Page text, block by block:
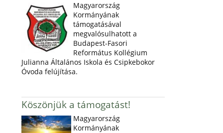
Magyarország
Kormányának
támogatásával
megvalósulhatott a
Budapest-Fasori
Református Kollégium
Julianna Általános Iskola és Csipkebokor
Óvoda felújítása.
Köszönjük a támogatást!
Magyarország
Kormányának